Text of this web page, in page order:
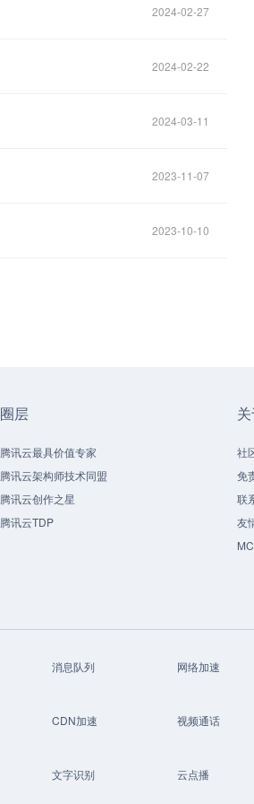
2024-02-27
2024-02-22
2024-03-11
2023-11-07
2023-10-10
圈层
腾讯云最具价值专家
腾讯云架构师技术同盟
腾讯云创作之星
腾讯云TDP
社
免
联
友
消息队列
网络加速
CDN加速
视频通话
文字识别
云点播